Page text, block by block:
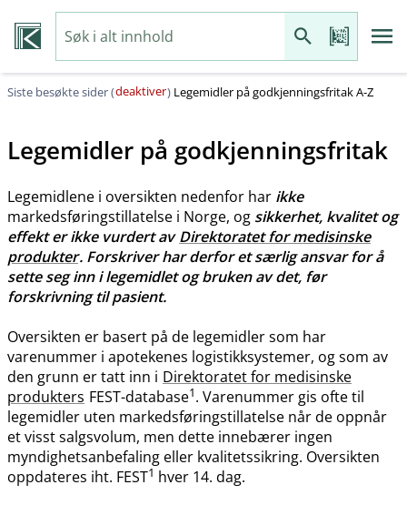
Siste besøkte sider (deaktiver) Legemidler på godkjenningsfritak A-Z
Legemidler på godkjenningsfritak
Legemidlene i oversikten nedenfor har ikke
markedsføringstillatelse i Norge, og sikkerhet, kvalitet og
effekt er ikke vurdert avDirektoratet for medisinske
produkter. Forskriver har derfor et særlig ansvar for å
sette seg inn i legemidlet og bruken av det, før
forskrivning til pasient.
Oversikten er basert på de legemidler som har
varenummer i apotekenes logistikksystemer, og som av
den grunn er tatt inn i Direktoratet for medisinske
produkters FEST-database1. Varenummer gis ofte til
legemidler uten markedsføringstillatelse når de oppnår
et visst salgsvolum, men dette innebærer ingen
myndighetsanbefaling eller kvalitetssikring. Oversikten
oppdateres iht. FEST1 hver 14. dag.